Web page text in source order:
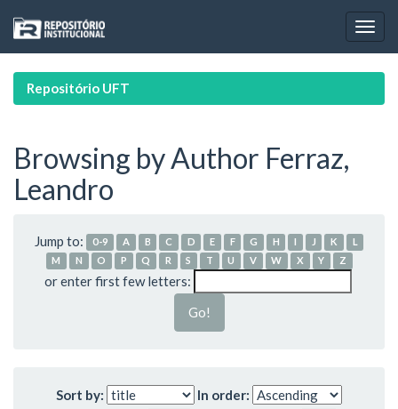
navigation
Repositório UFT
Browsing by Author Ferraz,
Leandro
Jump to: 0-9 A B C D E F G H I J K
L
M
N O P Q R S T U V W X Y Z
or enter first few letters:
Sort by:
In order: